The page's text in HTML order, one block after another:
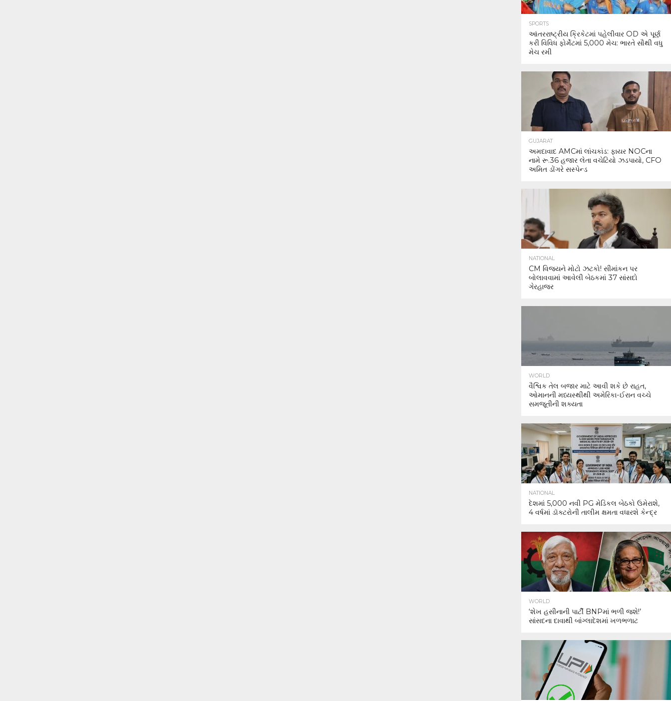
SPORTS
આંતરરાષ્ટ્રીય ક્રિકેટમાં પહેલીવાર OD એ પૂર્ણ
કરી વિવિધ ફોર્મેટમાં 5,000 મેચ: ભારતે સૌથી વધુ
મેચ રમી
GUJARAT
અમદાવાદ AMCમાં લાંચકાંડ: ફાયર NOCના
નામે રૂ.36 હજાર લેતા વચેટિયો ઝડપાયો, CFO
અમિત ડોંગરે સસ્પેન્ડ
NATIONAL
CM વિજયને મોટો ઝટકો! સીમાંકન પર
બોલાવવામાં આવેલી બેઠકમાં 37 સાંસદો
ગેરહાજર
WORLD
વૈશ્વિક તેલ બજાર માટે આવી શકે છે રાહત,
ઓમાનની મધ્યસ્થીથી અમેરિકા-ઈરાન વચ્ચે
સમજૂતીની શક્યતા
NATIONAL
દેશમાં 5,000 નવી PG મેડિકલ બેઠકો ઉમેરાશે,
4 વર્ષમાં ડૉક્ટરોની તાલીમ ક્ષમતા વધારશે કેન્દ્ર
WORLD
‘શેખ હસીનાની પાર્ટી BNPમાં ભળી જશે!’
સાંસદના દાવાથી બાંગ્લાદેશમાં ખળભળાટ